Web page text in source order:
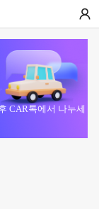
CAR톡에서 나누세